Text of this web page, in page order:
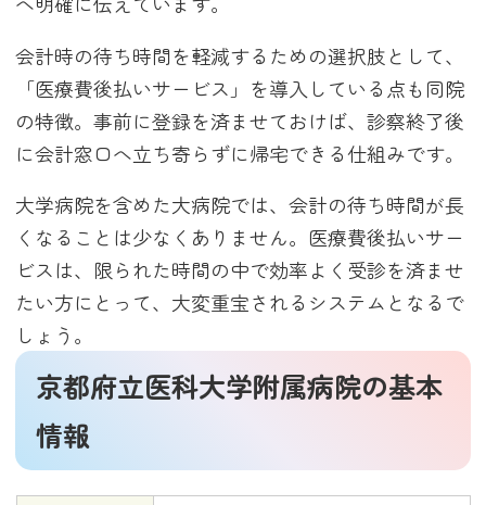
会計時の待ち時間を軽減するための選択肢として、
「医療費後払いサービス」を導入している点も同院
の特徴。事前に登録を済ませておけば、診察終了後
に会計窓口へ立ち寄らずに帰宅できる仕組みです。
大学病院を含めた大病院では、会計の待ち時間が長
くなることは少なくありません。医療費後払いサー
ビスは、限られた時間の中で効率よく受診を済ませ
たい方にとって、大変重宝されるシステムとなるで
しょう。
京都府立医科大学附属病院の基本
情報